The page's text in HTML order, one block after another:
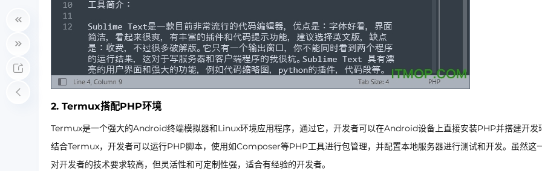
2. Termux搭配PHP环境
Termux是一个强大的Android终端模拟器和Linux环境应用程序，通过它，开发者可以在Android设备上直接安装PHP并搭建开发
结合Termux，开发者可以运行PHP脚本，使用如Composer等PHP工具进行包管理，并配置本地服务器进行测试和开发。虽然这
对开发者的技术要求较高，但灵活性和可定制性强，适合有经验的开发者。